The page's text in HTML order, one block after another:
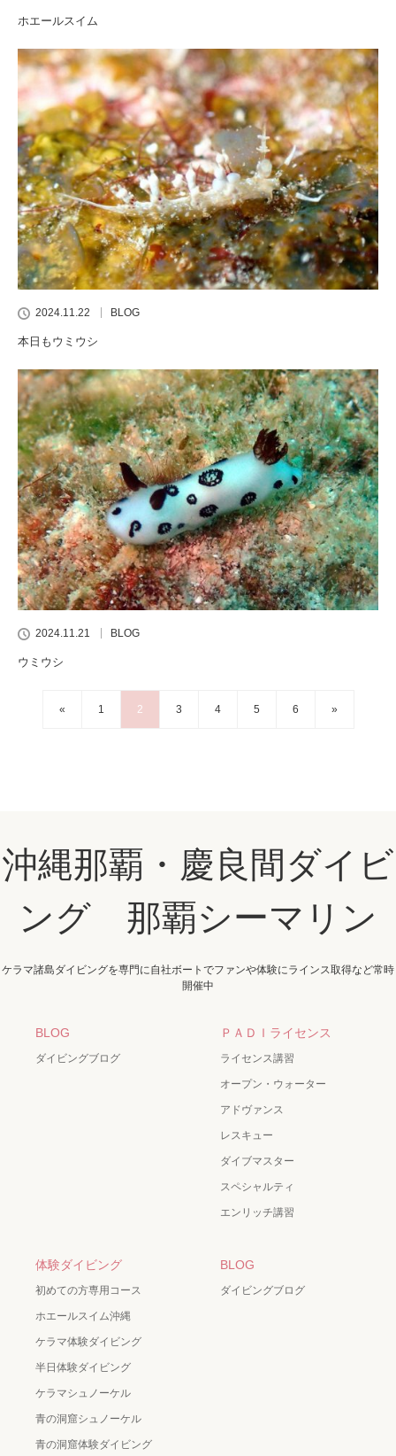
ホエールスイム
2024.11.22 BLOG
本日もウミウシ
2024.11.21 BLOG
ウミウシ
« 1 2 3 4 5 6 »
沖縄那覇・慶良間ダイビ
ング 那覇シーマリン
ケラマ諸島ダイビングを専門に自社ボートでファンや体験にラインス取得など常時
開催中
BLOG
ダイビングブログ
ＰＡＤＩライセンス
ライセンス講習
オープン・ウォーター
アドヴァンス
レスキュー
ダイブマスター
スペシャルティ
エンリッチ講習
体験ダイビング
初めての方専用コース
ホエールスイム沖縄
ケラマ体験ダイビング
半日体験ダイビング
ケラマシュノーケル
青の洞窟シュノーケル
青の洞窟体験ダイビング
BLOG
ダイビングブログ